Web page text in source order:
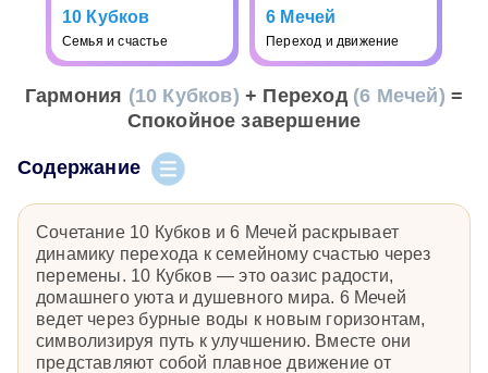
10 Кубков
Семья и счастье
6 Мечей
Переход и движение
Гармония (10 Кубков) + Переход (6 Мечей) =
Спокойное завершение
Содержание
Сочетание 10 Кубков и 6 Мечей раскрывает
динамику перехода к семейному счастью через
перемены. 10 Кубков — это оазис радости,
домашнего уюта и душевного мира. 6 Мечей
ведет через бурные воды к новым горизонтам,
символизируя путь к улучшению. Вместе они
представляют собой плавное движение от